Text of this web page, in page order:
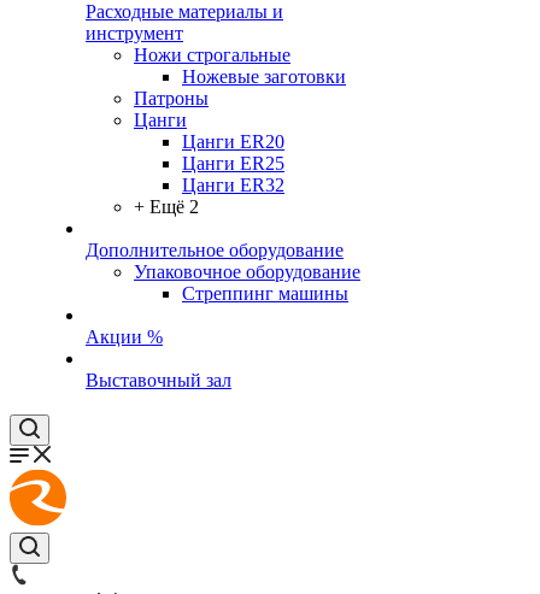
Расходные материалы и
инструмент
Ножи строгальные
Ножевые заготовки
Патроны
Цанги
Цанги ER20
Цанги ER25
Цанги ER32
+ Ещё 2
Дополнительное оборудование
Упаковочное оборудование
Стреппинг машины
Акции %
Выставочный зал